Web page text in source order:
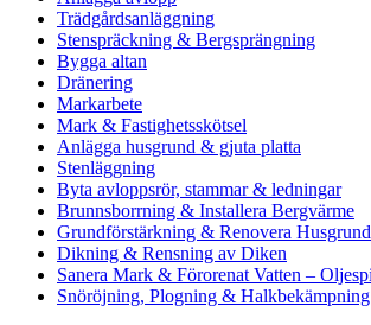
Trädgårdsanläggning
Stenspräckning & Bergsprängning
Bygga altan
Dränering
Markarbete
Mark & Fastighetsskötsel
Anlägga husgrund & gjuta platta
Stenläggning
Byta avloppsrör, stammar & ledningar
Brunnsborrning & Installera Bergvärme
Grundförstärkning & Renovera Husgrund
Dikning & Rensning av Diken
Sanera Mark & Förorenat Vatten –
Snöröjning, Plogning & Halkbekämpning